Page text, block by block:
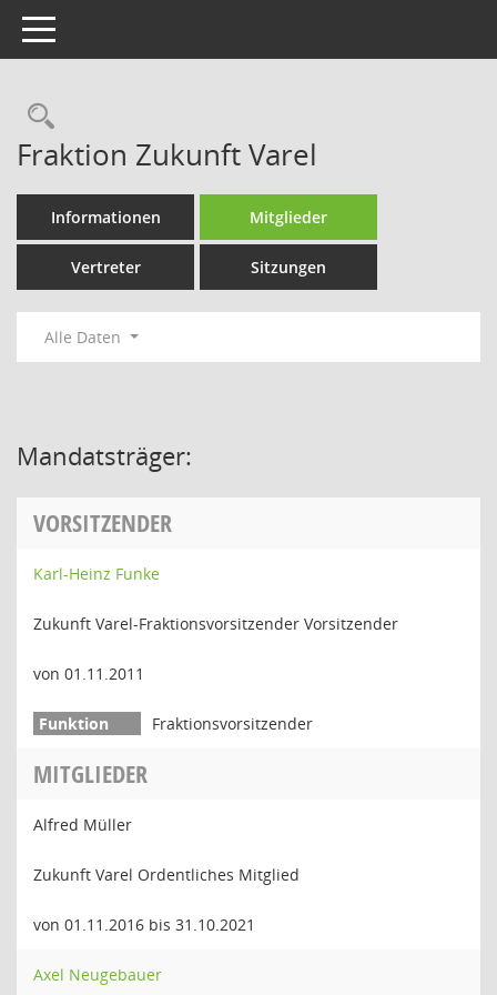
Toggle navigation
Rechercheauswahl
Fraktion Zukunft Varel
Informationen Mitglieder
Vertreter Sitzungen
Alle Daten
Mandatsträger:
VORSITZENDER
Karl-Heinz Funke
Zukunft Varel-Fraktionsvorsitzender Vorsitzender
von 01.11.2011
Fraktionsvorsitzender
MITGLIEDER
Alfred Müller
Zukunft Varel Ordentliches Mitglied
von 01.11.2016 bis 31.10.2021
Axel Neugebauer